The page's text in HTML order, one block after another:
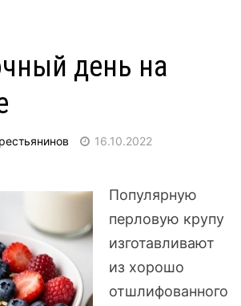
день на
16.10.2022
Популярную
перловую крупу
изготавливают
из хорошо
отшлифованного